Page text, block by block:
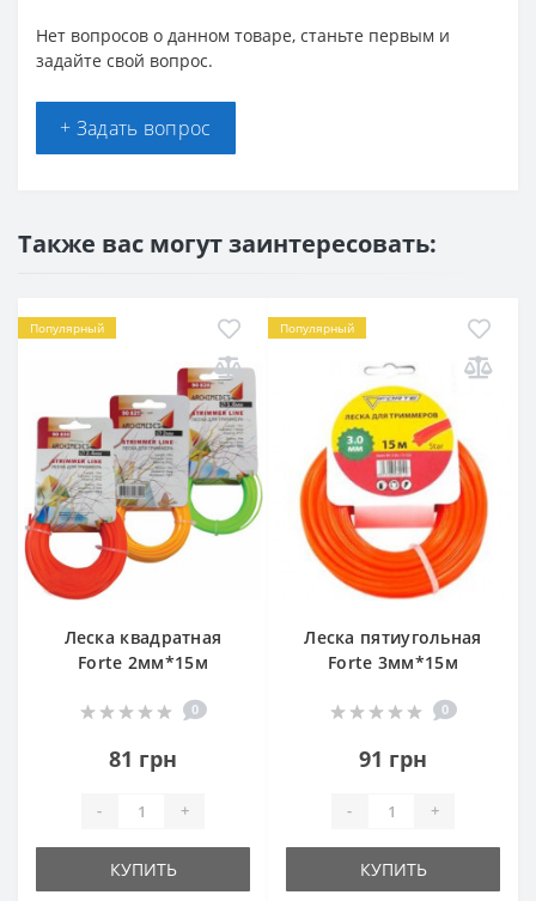
Нет вопросов о данном товаре, станьте первым и
задайте свой вопрос.
+ Задать вопрос
Также вас могут заинтересовать:
Популярный
Леска квадратная
Forte 2мм*15м
0
81 грн
- +
КУПИТЬ
Популярный
Леска пятиугольная
Forte 3мм*15м
0
91 грн
- +
КУПИТЬ